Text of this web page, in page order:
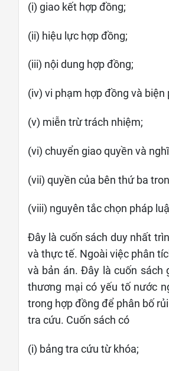
(i) giao kết hợp đồng;
(ii) hiệu lực hợp đồng;
(iii) nội dung hợp đồng;
(iv) vi phạm hợp đồng và biện
(v) miễn trừ trách nhiệm;
(vi) chuyển giao quyền và
(vii) quyền của bên thứ ba
(viii) nguyên tắc chọn pháp
Đây là cuốn sách duy nhất
và thực tế. Ngoài việc phân
và bản án. Đây là cuốn sách
thương mại có yếu tố nước
trong hợp đồng để phân bố
tra cứu. Cuốn sách có
(i) bảng tra cứu từ khóa;